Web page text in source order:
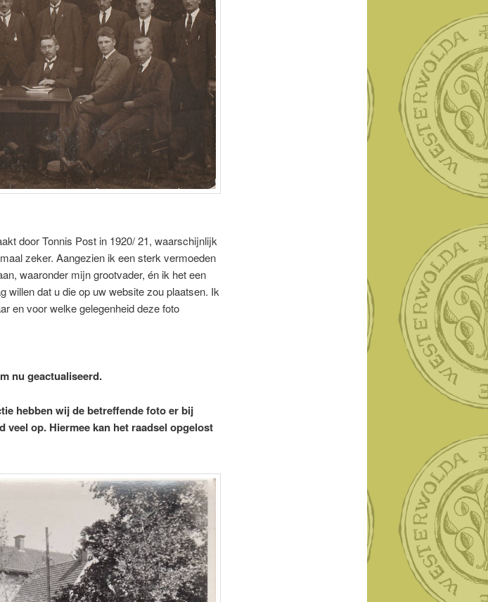
door Tonnis Post in 1920/ 21, waarschijnlijk
zeker. Aangezien ik een sterk vermoeden
waaronder mijn grootvader, én ik het een
willen dat u die op uw website zou plaatsen. Ik
en voor welke gelegenheid deze foto
nu geactualiseerd.
hebben wij de betreffende foto er bij
op. Hiermee kan het raadsel opgelost